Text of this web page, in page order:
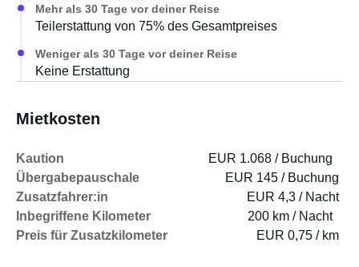
Mehr als 30 Tage vor deiner Reise
Teilerstattung von 75% des Gesamtpreises
Weniger als 30 Tage vor deiner Reise
Keine Erstattung
Mietkosten
Kaution
EUR 1.068 / Buchung
Übergabepauschale
EUR 145 / Buchung
Zusatzfahrer:in
EUR 4,3 / Nacht
Inbegriffene Kilometer
200 km / Nacht
Preis für Zusatzkilometer
EUR 0,75 / km